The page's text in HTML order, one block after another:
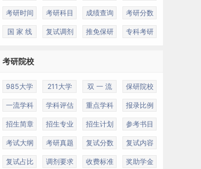
考研时间 考研科目 成绩查询 考研分数
国 家 线 复试调剂 推免保研 专科考研
考研院校
985大学 211大学 双 一 流 保研院校
一流学科 学科评估 重点学科 报录比例
招生简章 招生专业 招生计划 参考书目
考试大纲 考研真题 复试分数 复试内容
复试占比 调剂要求 收费标准 奖助学金